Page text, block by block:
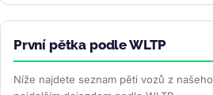
První pětka podle WLTP
Níže najdete seznam pěti vozů z našeho